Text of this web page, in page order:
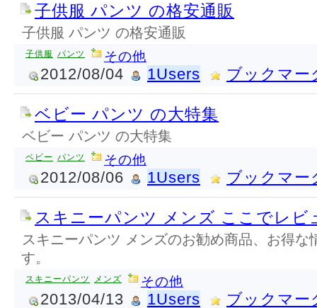
子供服 パンツ の格安通販
子供服 パンツ の格安通販
子供服 パンツ その他
2012/08/04 1Users ブックマー
ベビー パンツ の大特集
ベビー パンツ の大特集
ベビー パンツ その他
2012/08/06 1Users ブックマー
スキニーパンツ メンズ ここでレビ
スキニーパンツ メンズのお勧め商品、お得な
す。
スキニーパンツ メンズ その他
2013/04/13 1Users ブックマー